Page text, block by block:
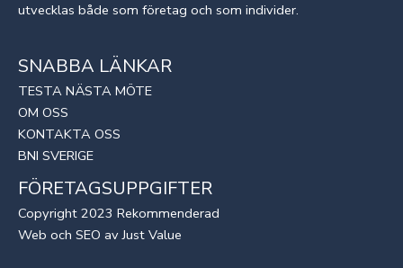
utvecklas både som företag och som individer.
SNABBA LÄNKAR
TESTA NÄSTA MÖTE
OM OSS
KONTAKTA OSS
BNI SVERIGE
FÖRETAGSUPPGIFTER
Copyright 2023 Rekommenderad
Web och SEO av Just Value